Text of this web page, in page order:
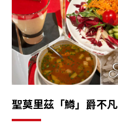
聖莫里茲「鱒」爵不凡